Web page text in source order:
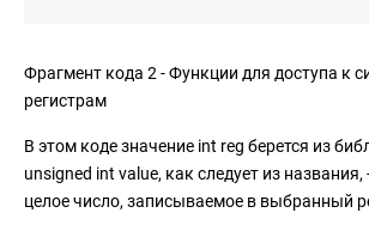
Фрагмент кода 2 - Функции для доступа к
регистрам
В этом коде значение int reg берется из
unsigned int value, как следует из названия,
целое число, записываемое в выбранный